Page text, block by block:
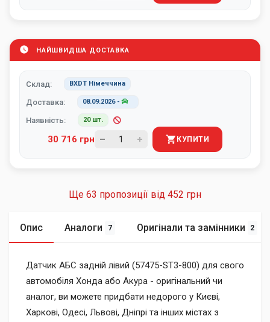
НАЙШВИДША ДОСТАВКА
Склад: BXDT Німеччина
Доставка: 08.09.2026-
Наявність: 20 шт.
30 716 грн КУПИТИ
Ще 63 пропозиції від 452 грн
Опис Аналоги 7 Оригінали та замінники 2
Датчик АБС задній лівий (57475-ST3-800) для свого
автомобіля Хонда або Акура - оригінальний чи
аналог, ви можете придбати недорого у Києві,
Харкові, Одесі, Львові, Дніпрі та інших містах з